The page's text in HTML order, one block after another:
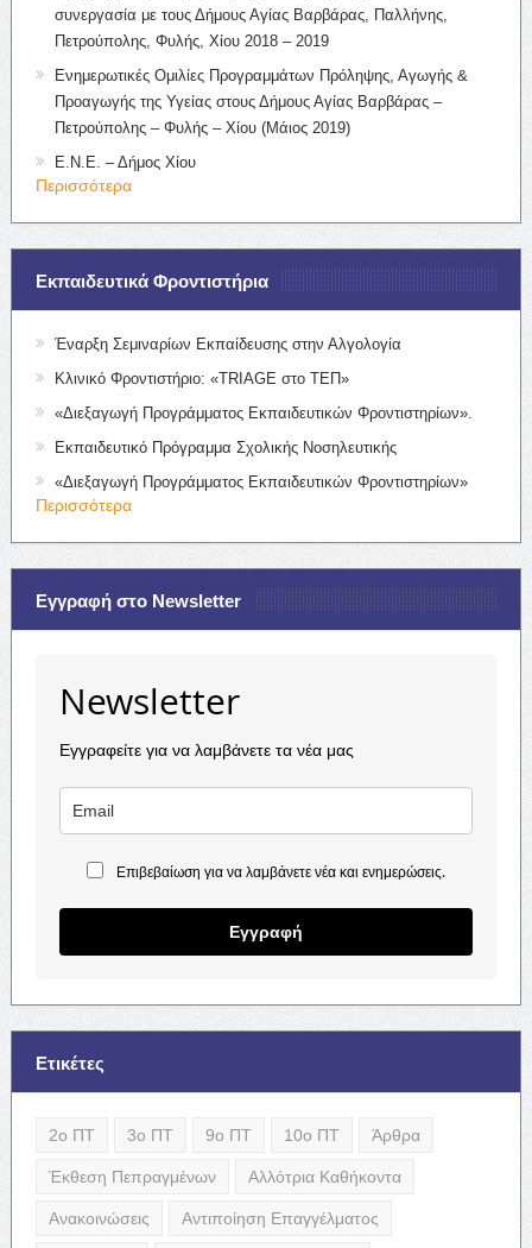
συνεργασία με τους Δήμους Αγίας Βαρβάρας, Παλλήνης,
Πετρούπολης, Φυλής, Χίου 2018 – 2019
Ενημερωτικές Ομιλίες Προγραμμάτων Πρόληψης, Αγωγής &
Προαγωγής της Υγείας στους Δήμους Αγίας Βαρβάρας –
Πετρούπολης – Φυλής – Χίου (Μάιος 2019)
Ε.Ν.Ε. – Δήμος Χίου
Περισσότερα
Εκπαιδευτικά Φροντιστήρια
Έναρξη Σεμιναρίων Εκπαίδευσης στην Αλγολογία
Κλινικό Φροντιστήριο: «TRIAGE στο ΤΕΠ»
«Διεξαγωγή Προγράμματος Εκπαιδευτικών Φροντιστηρίων».
Εκπαιδευτικό Πρόγραμμα Σχολικής Νοσηλευτικής
«Διεξαγωγή Προγράμματος Εκπαιδευτικών Φροντιστηρίων»
Περισσότερα
Εγγραφή στο Newsletter
Newsletter
Εγγραφείτε για να λαμβάνετε τα νέα μας
Επιβεβαίωση για να λαμβάνετε νέα και ενημερώσεις.
Εγγραφή
Ετικέτες
2ο ΠΤ 3ο ΠΤ 9ο ΠΤ 10ο ΠΤ Άρθρα
Έκθεση Πεπραγμένων Αλλότρια Καθήκοντα
Ανακοινώσεις Αντιποίηση Επαγγέλματος